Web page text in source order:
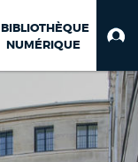
BIBLIOTHÈQUE
NUMÉRIQUE